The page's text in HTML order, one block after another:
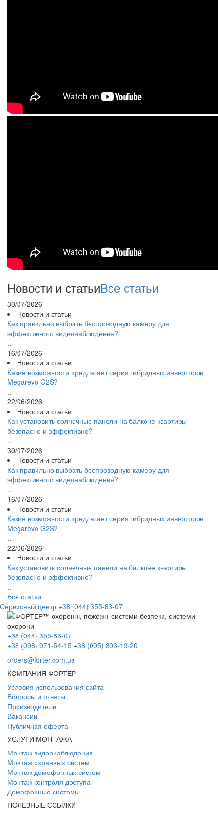
Новости и статьиВсе статьи
30/07/2026
Новости и статьи
Как правильно выбрать беспроводную камеру для
эффективного видеонаблюдения?
..
16/07/2026
Новости и статьи
Какие возможности предлагает серия гибридных инверторов
Megarevo G2S?
..
22/06/2026
Новости и статьи
Как установить солнечные панели на балконе квартиры
безопасно и эффективно?
..
30/07/2026
Новости и статьи
Как правильно выбрать беспроводную камеру для
эффективного видеонаблюдения?
..
16/07/2026
Новости и статьи
Какие возможности предлагает серия гибридных инверторов
Megarevo G2S?
..
22/06/2026
Новости и статьи
Как установить солнечные панели на балконе квартиры
безопасно и эффективно?
..
Все статьи
Сервисный центр +38 (044) 355-83-07
+38 (044) 355-83-07
+38 (098) 971-54-15 +38 (095) 803-19-20
orders@forter.com.ua
КОМПАНИЯ ФОРТЕР
Условия использования сайта
Вопросы и ответы
Производители
Вакансии
Публичная оферта
УСЛУГИ МОНТАЖА
Монтаж видеонаблюдения
Монтаж охранных систем
Монтаж домофонных систем
Монтаж контроля доступа
Домофонные системы
ПОЛЕЗНЫЕ ССЫЛКИ